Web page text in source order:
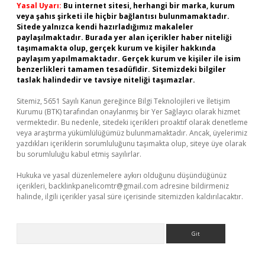
Yasal Uyarı: Bu internet sitesi, herhangi bir marka, kurum
veya şahıs şirketi ile hiçbir bağlantısı bulunmamaktadır.
Sitede yalnızca kendi hazırladığımız makaleler
paylaşılmaktadır. Burada yer alan içerikler haber niteliği
taşımamakta olup, gerçek kurum ve kişiler hakkında
paylaşım yapılmamaktadır. Gerçek kurum ve kişiler ile isim
benzerlikleri tamamen tesadüfidir. Sitemizdeki bilgiler
taslak halindedir ve tavsiye niteliği taşımazlar.
Sitemiz, 5651 Sayılı Kanun gereğince Bilgi Teknolojileri ve İletişim
Kurumu (BTK) tarafından onaylanmış bir Yer Sağlayıcı olarak hizmet
vermektedir. Bu nedenle, sitedeki içerikleri proaktif olarak denetleme
veya araştırma yükümlülüğümüz bulunmamaktadır. Ancak, üyelerimiz
yazdıkları içeriklerin sorumluluğunu taşımakta olup, siteye üye olarak
bu sorumluluğu kabul etmiş sayılırlar.
Hukuka ve yasal düzenlemelere aykırı olduğunu düşündüğünüz
içerikleri, backlinkpanelicomtr@gmail.com adresine bildirmeniz
halinde, ilgili içerikler yasal süre içerisinde sitemizden kaldırılacaktır.